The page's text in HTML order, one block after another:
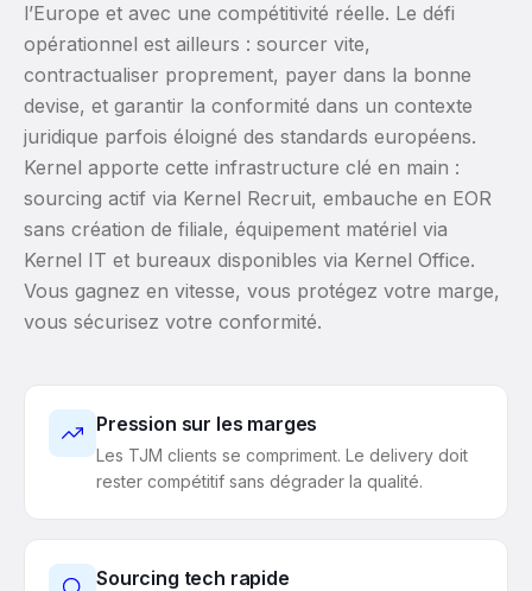
l’Europe et avec une compétitivité réelle. Le défi
opérationnel est ailleurs : sourcer vite,
contractualiser proprement, payer dans la bonne
devise, et garantir la conformité dans un contexte
juridique parfois éloigné des standards européens.
Kernel apporte cette infrastructure clé en main :
sourcing actif via Kernel Recruit, embauche en EOR
sans création de filiale, équipement matériel via
Kernel IT et bureaux disponibles via Kernel Office.
Vous gagnez en vitesse, vous protégez votre marge,
vous sécurisez votre conformité.
Pression sur les marges
Les TJM clients se compriment. Le delivery doit
rester compétitif sans dégrader la qualité.
Sourcing tech rapide